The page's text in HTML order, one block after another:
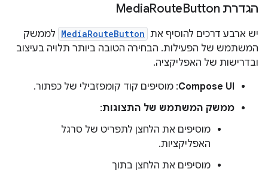
הגדרת Media RouteButton
יש ארבע דרכים להוסיף את MediaRouteButton לממשק
המשתמש של הפעילות. הבחירה הטובה ביותר תלויה בעיצוב
ובדרישות של האפליקציה.
Compose UI: מוסיפים קוד קומפזבילי של כפתור.
ממשק המשתמש של התצוגות:
מוסיפים את הלחצן לתפריט של סרגל
האפליקציות.
מוסיפים את הלחצן בתוך